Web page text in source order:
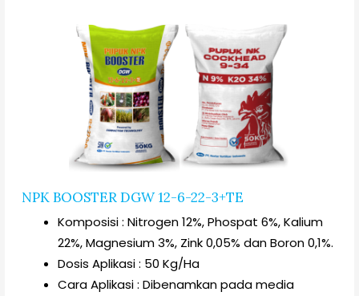
NPK BOOSTER DGW 12-6-22-3+TE
Komposisi : Nitrogen 12%, Phospat 6%, Kalium
22%, Magnesium 3%, Zink 0,05% dan Boron 0,1%.
Dosis Aplikasi : 50 Kg/Ha
Cara Aplikasi : Dibenamkan pada media